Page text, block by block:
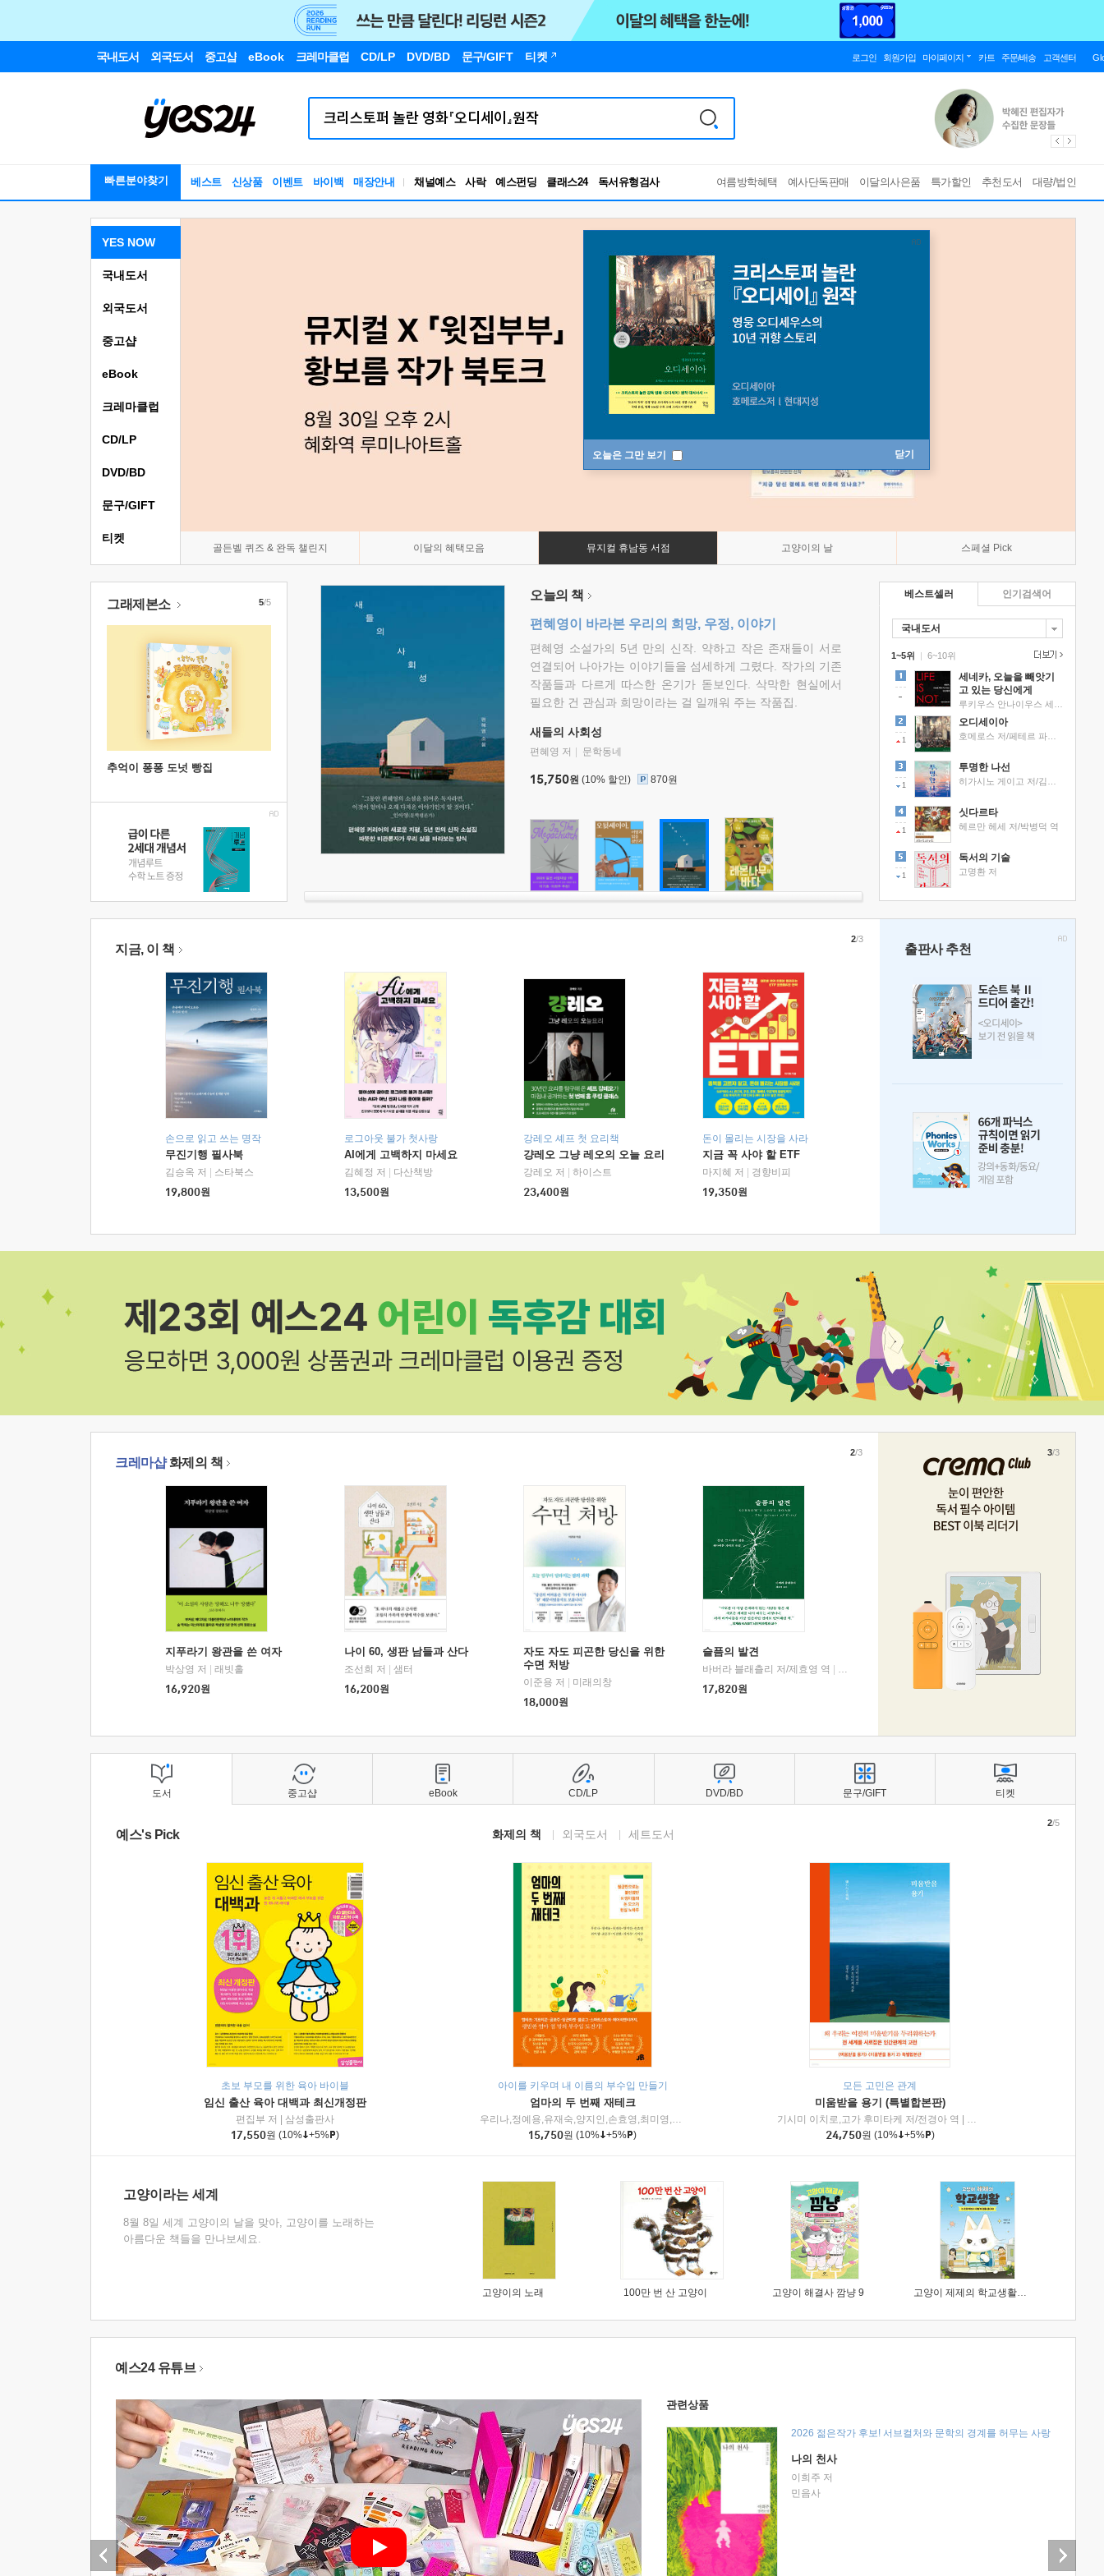
국내도서 외국도서 중고샵 eBook 크레마클럽 CD/LP DVD/BD 문구/GIFT 티켓 로그인 회원가입 마이페이지 카트 주문/배송 고객센터
빠른분야찾기 베스트 신상품 이벤트 바이백 매장안내 채널예스 사락 예스펀딩 클래스24
RBTI Lab
독서유형검사
여름방학혜택 예사단독판매 이달의사은품 특가할인 추천도서 대량/법인
오늘은 그만 보기 닫기
YES NOW
골든벨 퀴즈 & 완독 챌린지 이달의 혜택모음 뮤지컬 휴남동 서점 고양이의 날 스페셜 Pick
국내도서
외국도서
중고샵
eBook
크레마클럽
CD/LP
DVD/BD
문구/GIFT
티켓
그래제본소
추억이 퐁퐁 도넛 빵집
5/5 오늘의 책
편혜영이 바라본 우리의 희망, 우정, 이야기
편혜영 소설가의 5년 만의 신작. 약하고 작은 존재들이 서로
연결되어 나아가는 이야기들을 섬세하게 그렸다. 작가의 기존
작품들과 다르게 따스한 온기가 돋보인다. 삭막한 현실에서
필요한 건 관심과 희망이라는 걸 일깨워 주는 작품집.
새들의 사회성
편혜영 저 문학동네
15,750원 (10% 할인) 870원
베스트셀러
국내도서
1~5위 |
세네카, 오늘을 빼앗기
고 있는 당신에게
1
오디세이아
1
투명한 나선
1
싯다르타
헤르만 헤세 저/박병덕 역
1
독서의 기술
고명환 저
6~10위
인기검색어
지금, 이 책
손으로 읽고 쓰는 명작
무진기행 필사북
김승옥 저
스타북스
19,800원
로그아웃 불가 첫사랑
AI에게 고백하지 마세요
김혜정 저
다산책방
13,500원
강레오 셰프 첫 요리책
걍레오 그냥 레오의 오늘 요리
강레오 저
하이스트
23,400원
돈이 몰리는 시장을 사라
지금 꼭 사야 할 ETF
마지혜 저
경향비피
19,350원
2/3
출판사 추천
크레마샵화제의 책
지푸라기 왕관을 쓴 여자
박상영 저
래빗홀
16,920원
나이 60, 생판 남들과 산다
조선희 저
샘터
16,200원
자도 자도 피곤한 당신을 위한
수면 처방
이준용 저
미래의창
18,000원
슬픔의 발견
바버라 블래츨리 저/제효영 역
디플롯
17,820원
2/3 3/3
도서
예스's Pick 화제의 책 외국도서 세트도서
초보 부모를 위한 육아 바이블
임신 출산 육아 대백과 최신개정판
편집부 저
삼성출판사
17,550원 (10% +5% )
아이를 키우며 내 이름의 부수입 만들기
엄마의 두 번째 재테크
우리나,정예용,유재숙,양지인,손효영,최미영,조민주,이진현,차미숙,서미숙 저 | 제이브리즈북스
15,750원 (10% +5% )
모든 고민은 관계
미움받을 용기 (특별합본판)
기시미 이치로,고가 후미타케 저/전경아 역
인플루엔셜
24,750원 (10% +5% )
2/5
고양이라는 세계
8월 8일 세계 고양이의 날을 맞아, 고양이를 노래하는
아름다운 책들을 만나보세요.
고양이의 노래 100만 번 산 고양이 고양이 해결사 깜냥 9 고양이 제제의 학교생활 1 : 초등학생이 이렇게 힘들 줄이야
중고샵 eBook CD/LP DVD/BD 문구/GIFT 티켓
예스24 유튜브
관련상품
2026 젊은작가 후보! 서브컬처와 문학의 경계를 허무는 사랑
나의 천사
이희주 저
민음사